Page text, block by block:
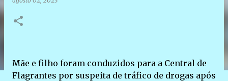
Mãe e filho foram conduzidos para a Central de
Flagrantes por suspeita de tráfico de drogas após